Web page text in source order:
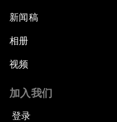
新闻稿
相册
视频
加入我们
登录